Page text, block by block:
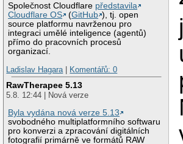
Společnost Cloudflare představila
Cloudflare OS
(GitHub ), tj. open
source platformu navrženou pro
integraci umělé inteligence (agentů)
přímo do pracovních procesů
organizací.
Ladislav Hagara
Komentářů: 0
RawTherapee 5.13
5.8. 12:44 | Nová verze
Byla vydána nová verze 5.13
svobodného multiplatformního softwaru
pro konverzi a zpracování digitálních
fotografií primárně ve formátů RAW